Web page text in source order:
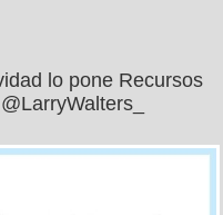
lo pone Recursos